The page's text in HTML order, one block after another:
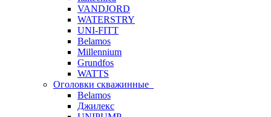
VANDJORD
WATERSTRY
UNI-FITT
Belamos
Millennium
Grundfos
WATTS
Оголовки скважинные
Belamos
Джилекс